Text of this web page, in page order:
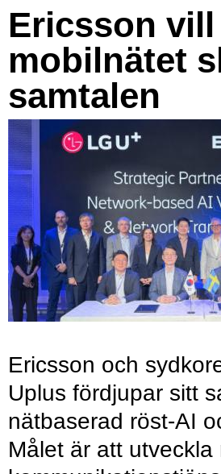
Ericsson
mobilnätet
samtalen
Ericsson och
Uplus fördjupar sitt
nätbaserad röst-AI
Målet är att utveckla